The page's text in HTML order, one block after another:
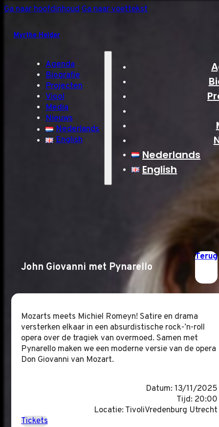
Ga naar hoofdinhoudGa naar voettekst
Myrthe Helder
Agenda
Biografie
Projecten
Viool
Media
Nieuws
Nederlands
English
Nederlands
English
John Giovanni met Pynarello
Terug
Mozarts meets Michiel Romeyn! Satire en drama
versterken elkaar in een absurdistische rock-’n-roll
opera over de tragiek van overmoed. Samen met
Pynarello maken we een moderne versie van de opera
Don Giovanni van Mozart.
Datum: 13/11/2025
Tijd: 20:00
Locatie: TivoliVredenburg Utrecht
Tickets